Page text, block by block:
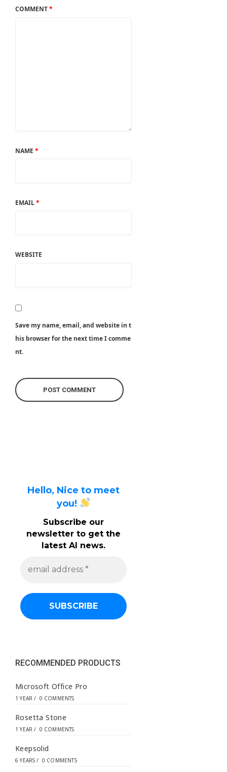
COMMENT*
NAME *
EMAIL*
WEBSITE
Save my name, email, and website in t
his browser for the next time I comme
nt.
Hello, Nice to meet
you!
Subscribe our
newsletter to get the
latest AI news.
a
d
s
RECOMMENDED PRODUCTS
Microsoft Office Pro
1 YEAR / 0 COMMENTS
Rosetta Stone
1 YEAR / 0 COMMENTS
Keepsolid
6 YEARS / 0 COMMENTS